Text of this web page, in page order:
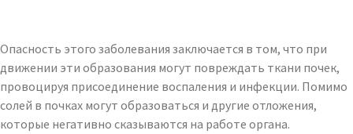
Опасность этого заболевания заключается в том, что при
движении эти образования могут повреждать ткани почек,
провоцируя присоединение воспаления и инфекции. Помимо
солей в почках могут образоваться и другие отложения,
которые негативно сказываются на работе органа.